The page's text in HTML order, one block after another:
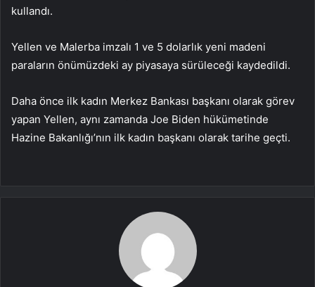
kullandı.
Yellen ve Malerba imzalı 1 ve 5 dolarlık yeni madeni
paraların önümüzdeki ay piyasaya sürüleceği kaydedildi.
Daha önce ilk kadın Merkez Bankası başkanı olarak görev
yapan Yellen, aynı zamanda Joe Biden hükümetinde
Hazine Bakanlığı’nın ilk kadın başkanı olarak tarihe geçti.